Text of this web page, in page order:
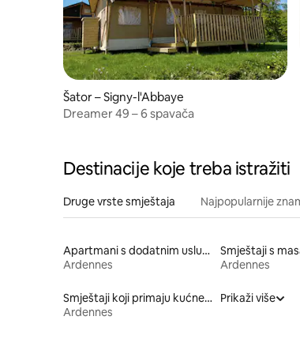
Šator – Signy-l'Abbaye
Dreamer 49 – 6 spavača
Destinacije koje treba istražiti
Druge vrste smještaja Najpopularnije
Apartmani s dodatnim uslugama
Ardennes
Ardennes
Smještaji koji primaju kućne ljubimce
Ardennes
Prikaži više